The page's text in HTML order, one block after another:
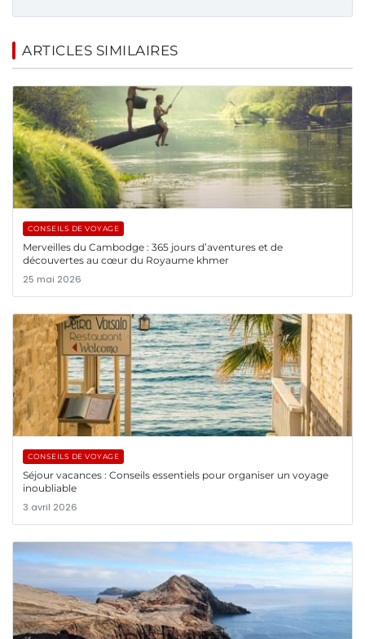
ARTICLES SIMILAIRES
CONSEILS DE VOYAGE
Merveilles du Cambodge : 365 jours d’aventures et de
découvertes au cœur du Royaume khmer
25 mai 2026
CONSEILS DE VOYAGE
Séjour vacances : Conseils essentiels pour organiser un voyage
inoubliable
3 avril 2026